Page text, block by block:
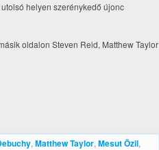
helyen szerénykedő újonc
oldalon Steven Reid, Matthew Taylor
, Matthew Taylor, Mesut Özil,